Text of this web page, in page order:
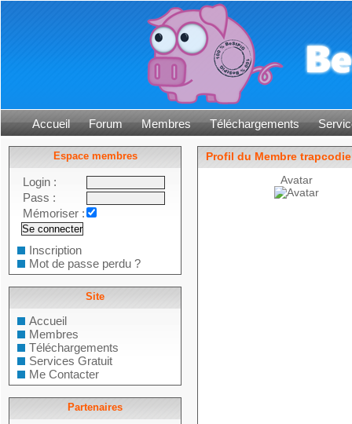
Accueil Forum Membres Téléchargements
Espace membres
Login :
Pass :
Mémoriser :
Inscription
Mot de passe perdu ?
Site
Accueil
Membres
Téléchargements
Services Gratuit
Me Contacter
Partenaires
Profil du Membre
Avatar